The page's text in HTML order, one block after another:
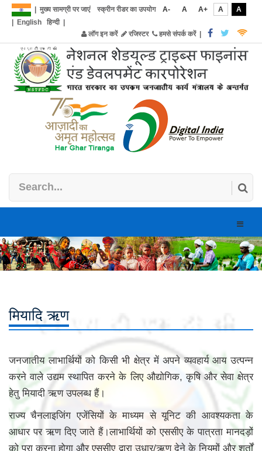
मुख्य सामग्री पर जाएं स्क्रीन रीडर का उपयोग A- A A+ A
A
English हिन्दी|
लॉग इन करें
रजिस्टर हमसे संपर्क करें|
Toggle
मियादि ऋण
जनजातीय लाभार्थियों को किसी भी क्षेत्र में अपने व्यवहार्य आय उत्पन्न
करने वाले उद्यम स्थापित करने के लिए औद्योगिक, कृषि और सेवा क्षेत्र
हेतु मियादी ऋण उपलब्ध हैं।
राज्य चैनलाइजिंग एजेंसियों के माध्यम से यूनिट की आवश्यकता के
आधार पर ऋण दिए जाते हैं।लाभार्थियों को एससीए के पात्रता मानदड़ों
को पूरा करना होगा और एससीए द्वारा उधार/ऋण देने के नियमों और शर्तों